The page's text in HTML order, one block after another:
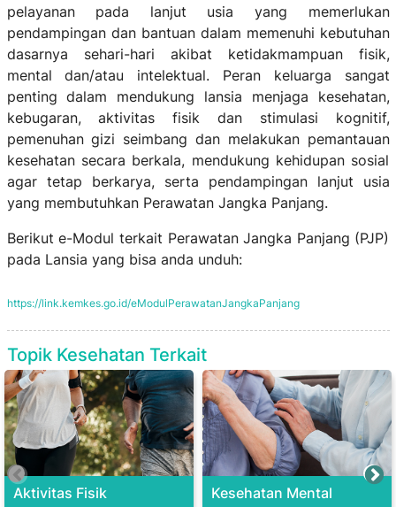
pelayanan pada lanjut usia yang memerlukan
pendampingan dan bantuan dalam memenuhi kebutuhan
dasarnya sehari-hari akibat ketidakmampuan fisik,
mental dan/atau intelektual. Peran keluarga sangat
penting dalam mendukung lansia menjaga kesehatan,
kebugaran, aktivitas fisik dan stimulasi kognitif,
pemenuhan gizi seimbang dan melakukan pemantauan
kesehatan secara berkala, mendukung kehidupan sosial
agar tetap berkarya, serta pendampingan lanjut usia
yang membutuhkan Perawatan Jangka Panjang.
Berikut e-Modul terkait Perawatan Jangka Panjang (PJP)
pada Lansia yang bisa anda unduh:
https://link.kemkes.go.id/eModulPerawatanJangkaPanjang
Topik Kesehatan Terkait
Aktivitas Fisik Kesehatan Mental